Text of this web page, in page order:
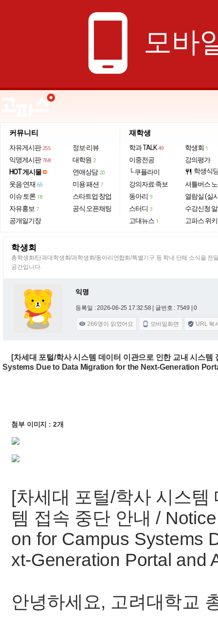
phone_android 모바
커뮤니티
자유게시판 255
익명게시판 768
HOT 게시물
웃음·연재 65
이슈·토론 18
자유홍보 7
공개일기장
정보·리뷰
대학원 2
연애상담 20
미용·패션 7
스타트업·창업
공식 오픈채팅
재학생
학과 TALK 49
이중전공
└ 쿠플라이
강의자료·족보
동아리 9
스터디 3
고대뉴스 1
학생회 1
강의평가
restaurant 학생식
셔틀버스
열람실 (실
수강신청
고파스 위키
학생회
총학생회/단과대학생회/과학생회/동아리연합회/특별기구 등 학내 단체 소식을 전
공간입니다.
익명
등록일 : 2026-06-25 17:32:58 | 글번호 : 7549 | 0
 266명이 읽었어요  모바일화면  URL 복
[차세대 포털/학사 시스템 데이터 이관으로 인한 교내 시스
Systems Due to Data Migration for the Next-Generation
첨부 이미지 : 2개
[차세대 포털/학사 시스
템 접속 중단 안내 /
on for Campus Systems
xt-Generation Portal and
안녕하세요, 고려대학교